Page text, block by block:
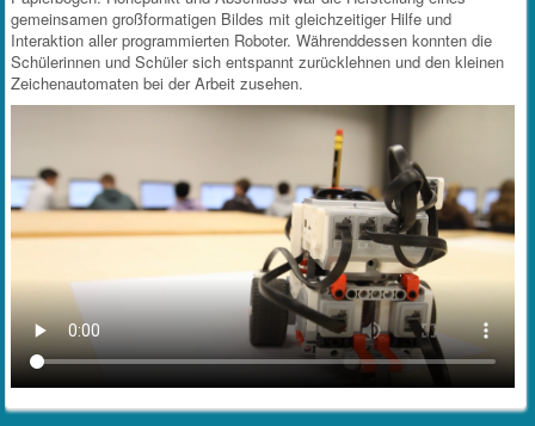
gemeinsamen großformatigen Bildes mit gleichzeitiger Hilfe und
Interaktion aller programmierten Roboter. Währenddessen konnten die
Schülerinnen und Schüler sich entspannt zurücklehnen und den kleinen
Zeichenautomaten bei der Arbeit zusehen.